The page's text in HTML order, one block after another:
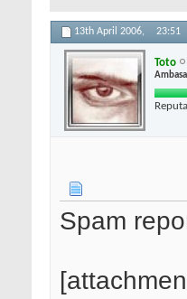
13th April 2006, 23:51
Toto
Spam